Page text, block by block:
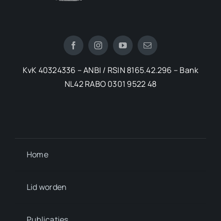
KvK 40324336 – ANBI / RSIN 8165.42.296 – Bank
NL42 RABO 0301 9522 48
Home
Lid worden